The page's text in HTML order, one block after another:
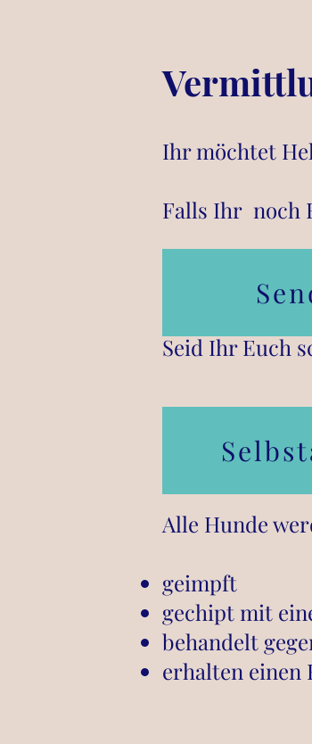
Ihr möchtet
Falls Ihr noch
Seid Ihr Euch
Alle Hunde
geimpft
gechipt mit
behandelt
erhalten einen